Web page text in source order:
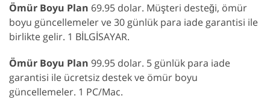
Ömür Boyu Plan 69.95 dolar. Müşteri desteği, ömür
boyu güncellemeler ve 30 günlük para iade garantisi ile
birlikte gelir. 1 BİLGİSAYAR.
Ömür Boyu Plan 99.95 dolar. 5 günlük para iade
garantisi ile ücretsiz destek ve ömür boyu
güncellemeler. 1 PC/Mac.